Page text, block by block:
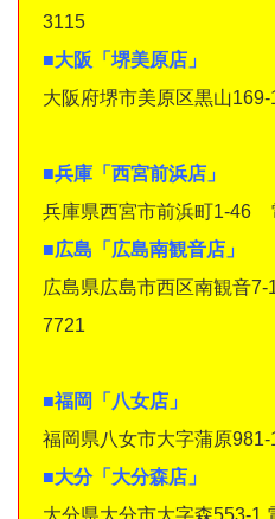
3115
■大阪「堺美原店」
大阪府堺市美原区黒山
■兵庫「西宮前浜店」
兵庫県西宮市前浜町1-46
■広島「広島南観音店」
広島県広島市西区南観音
7721
■福岡「八女店」
福岡県八女市大字蒲原
■大分「大分森店」